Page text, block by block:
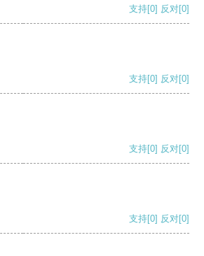
支持[0] 反对[0]
支持[0] 反对[0]
支持[0] 反对[0]
支持[0] 反对[0]